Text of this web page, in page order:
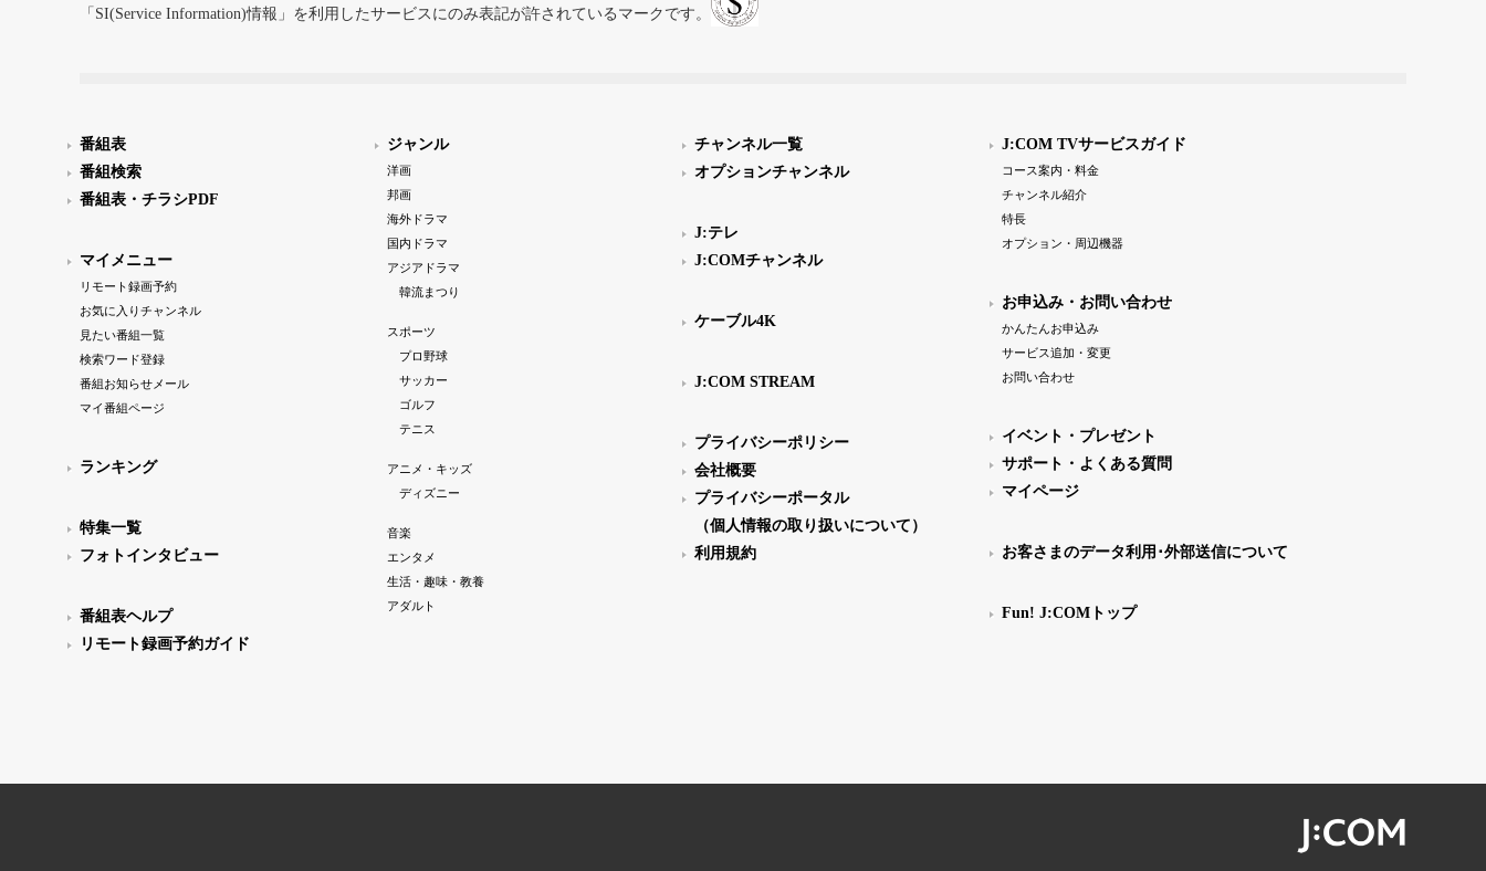
「SI(Service Information)情報」を利用したサービスにのみ表記が許されているマークです。
番組表
番組検索
番組表・チラシPDF
マイメニュー
リモート録画予約
お気に入りチャンネル
見たい番組一覧
検索ワード登録
番組お知らせメール
マイ番組ページ
ランキング
特集一覧
フォトインタビュー
番組表ヘルプ
リモート録画予約ガイド
ジャンル
洋画
邦画
海外ドラマ
国内ドラマ
アジアドラマ
韓流まつり
スポーツ
プロ野球
サッカー
ゴルフ
テニス
アニメ・キッズ
ディズニー
音楽
エンタメ
生活・趣味・教養
アダルト
チャンネル一覧
オプションチャンネル
J:テレ
J:COMチャンネル
ケーブル4K
J:COM STREAM
プライバシーポリシー
会社概要
プライバシーポータル
（個人情報の取り扱いについて）
利用規約
J:COM TVサービスガイド
コース案内・料金
チャンネル紹介
特長
オプション・周辺機器
お申込み・お問い合わせ
かんたんお申込み
サービス追加・変更
お問い合わせ
イベント・プレゼント
サポート・よくある質問
マイページ
お客さまのデータ利用･外部送信について
Fun! J:COMトップ